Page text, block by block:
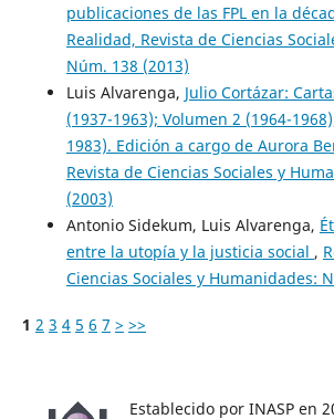
publicaciones de las FPL en la
Realidad, Revista de Ciencias
Núm. 138 (2013)
Luis Alvarenga, Julio Cortázar:
(1937-1963); Volumen 2 (1964-
1983). Edición a cargo de Aurora
Revista de Ciencias Sociales y
(2003)
Antonio Sidekum, Luis Alvarenga,
entre la utopía y la justicia social ,
Ciencias Sociales y Humanidades:
1 2 3 4 5 6 7 > >>
Establecido por INASP en